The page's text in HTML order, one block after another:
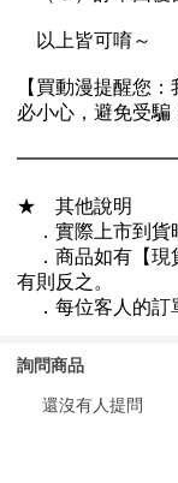
詢問商品
還沒有人提問